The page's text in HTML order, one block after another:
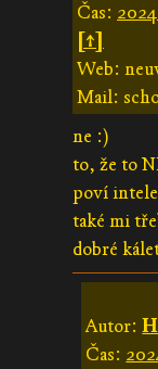
Čas:
[↑]
Web:
Mail:
ne :)
to, že to
poví
také mi
dobré
Autor:
Čas: